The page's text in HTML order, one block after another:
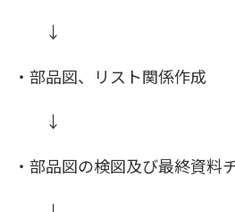
↓
・部品図、リスト関係作成
↓
・部品図の検図及び最終資料